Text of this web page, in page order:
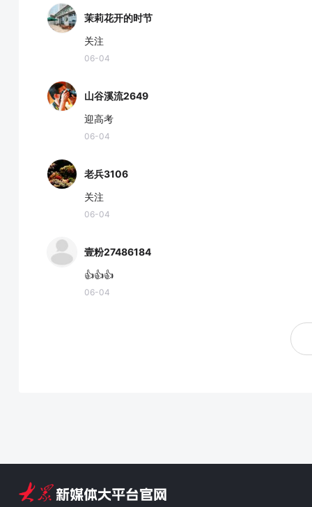
茉莉花开的时节
关注
06-04
山谷溪流2649
迎高考
06-04
老兵3106
关注
06-04
壹粉27486184
👍👍👍
06-04